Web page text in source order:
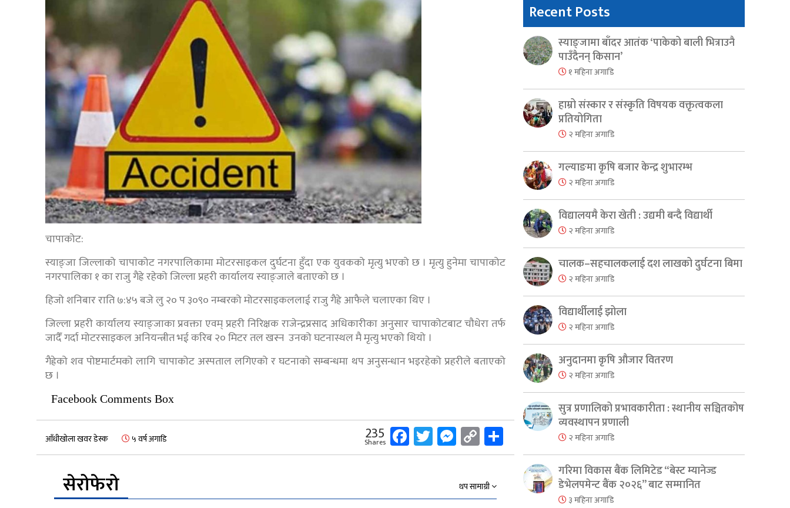
चापाकोट:
स्याङ्जा जिल्लाको चापाकोट नगरपालिकामा मोटरसाइकल दुर्घटना हुँदा एक युवकको मृत्यु भएको छ । मृत्यु हुनेमा चापाकोट
नगरपालिका १ का राजु गैह्रे रहेको जिल्ला प्रहरी कार्यालय स्याङ्जाले बताएको छ ।
हिजो शनिबार राति ७:४५ बजे लु २० प ३०९० नम्बरको मोटरसाइकललाई राजु गैह्रे आफैले चलाएका थिए ।
जिल्ला प्रहरी कार्यालय स्याङ्जाका प्रवक्ता एवम् प्रहरी निरिक्षक राजेन्द्रप्रसाद अधिकारीका अनुसार चापाकोटबाट चौधेरा तर्फ
जादैँ गर्दा मोटरसाइकल अनियन्त्रीत भई करिब २० मिटर तल खस्न उनको घटनास्थल मै मृत्यु भएको थियो ।
गैह्रेको शव पोष्टमार्टमको लागि चापाकोट अस्पताल लगिएको र घटनाको सम्बन्धमा थप अनुसन्धान भइरहेको प्रहरीले बताएको
छ ।
Facebook Comments Box
आँधीखोला खवर डेस्क ५ वर्ष अगाडि 235
Shares Facebook
Twitter
Messenger
Copy
Link
Share
सेरोफेरो
थप सामाग्री
Recent Posts
स्याङ्जामा बाँदर आतंक ‘पाकेको बाली भित्राउनै
पाउँदैनन् किसान’
१ महिना अगाडि
हाम्रो संस्कार र संस्कृति विषयक वक्तृत्वकला
प्रतियोगिता
२ महिना अगाडि
गल्याङमा कृषि बजार केन्द्र शुभारम्भ
२ महिना अगाडि
विद्यालयमै केरा खेती : उद्यमी बन्दै विद्यार्थी
२ महिना अगाडि
चालक–सहचालकलाई दश लाखको दुर्घटना बिमा
२ महिना अगाडि
विद्यार्थीलाई झोला
२ महिना अगाडि
अनुदानमा कृषि औजार वितरण
२ महिना अगाडि
सुत्र प्रणालिको प्रभावकारीता : स्थानीय सञ्चितकोष
व्यवस्थापन प्रणाली
२ महिना अगाडि
गरिमा विकास बैंक लिमिटेड “बेस्ट म्यानेज्ड
डेभेलपमेन्ट बैंक २०२६” बाट सम्मानित
३ महिना अगाडि